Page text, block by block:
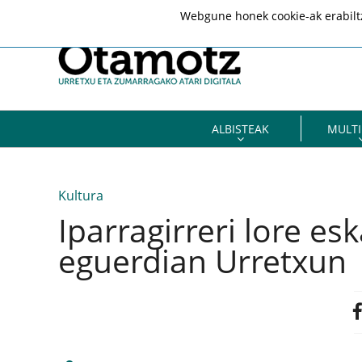
ALBISTEAK
Kultura
Iparragirreri lore
eguerdian Urretxun
Webgune honek cookie-ak